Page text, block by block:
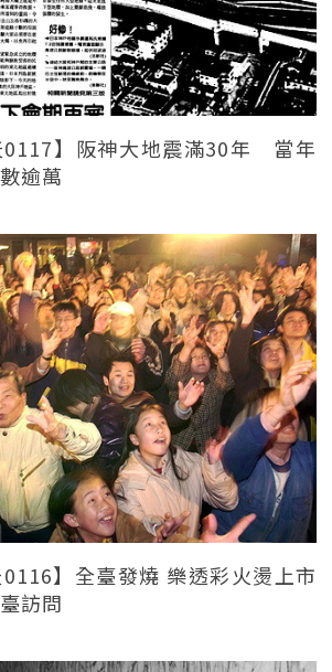
0117】阪神大地震滿30年 當年
逾萬
0116】全臺發燒 樂透彩火燙上市
訪問